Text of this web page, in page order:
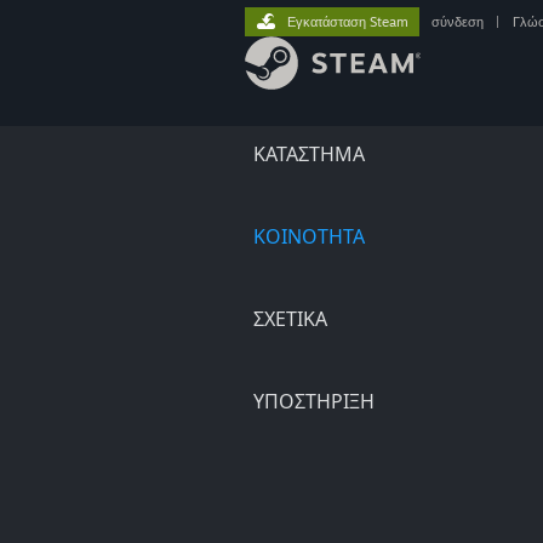
ΚΑΤΑΣΤΗΜΑ
ΚΟΙΝΟΤΗΤΑ
ΣΧΕΤΙΚΆ
ΥΠΟΣΤΗΡΙΞΗ
Εγκατάσταση Steam σύνδεση